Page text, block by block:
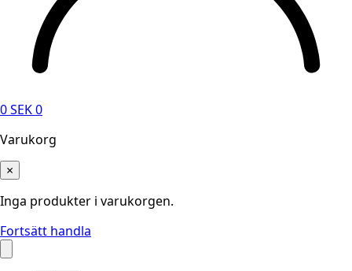
0SEK0
Varukorg
×
Inga produkter i varukorgen.
Fortsätt handla